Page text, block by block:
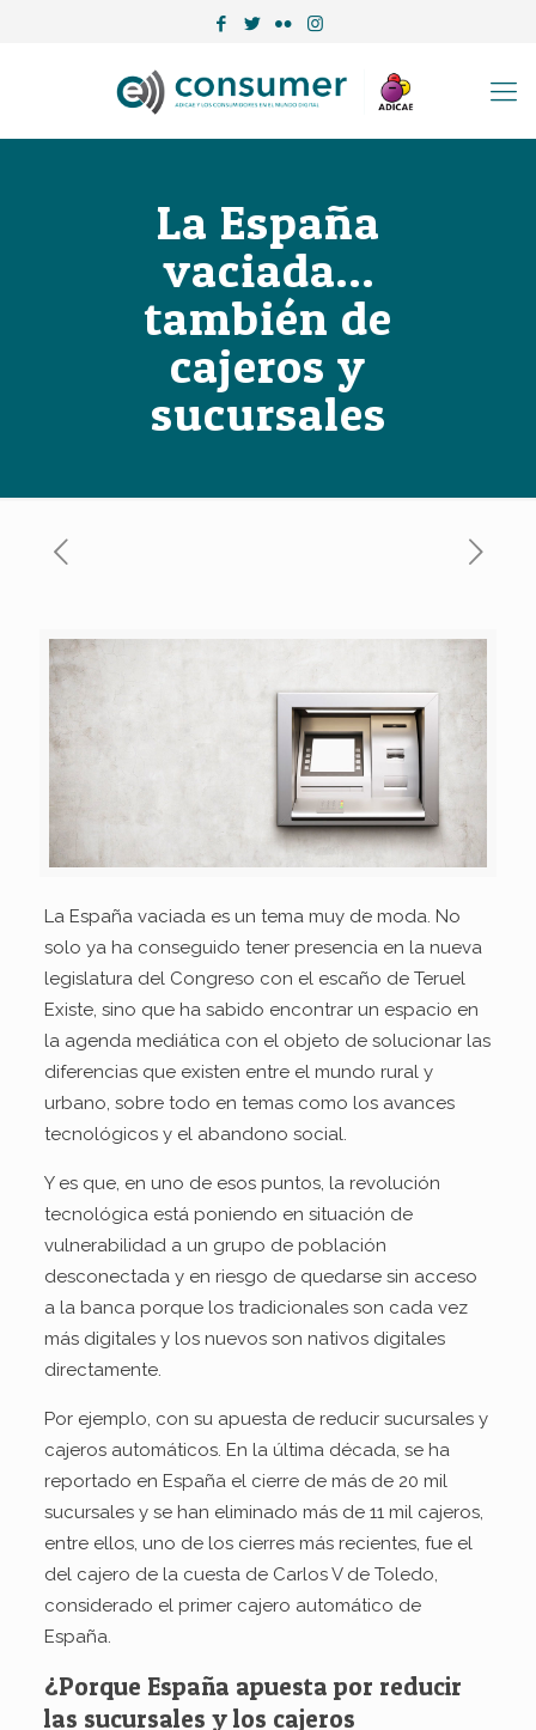
La España
vaciada…
también de
cajeros y
sucursales
La España vaciada es un tema muy de moda. No
solo ya ha conseguido tener presencia en la nueva
legislatura del Congreso con el escaño de Teruel
Existe, sino que ha sabido encontrar un espacio en
la agenda mediática con el objeto de solucionar las
diferencias que existen entre el mundo rural y
urbano, sobre todo en temas como los avances
tecnológicos y el abandono social.
Y es que, en uno de esos puntos, la revolución
tecnológica está poniendo en situación de
vulnerabilidad a un grupo de población
desconectada y en riesgo de quedarse sin acceso
a la banca porque los tradicionales son cada vez
más digitales y los nuevos son nativos digitales
directamente.
Por ejemplo, con su apuesta de reducir sucursales y
cajeros automáticos. En la última década, se ha
reportado en España el cierre de más de 20 mil
sucursales y se han eliminado más de 11 mil cajeros,
entre ellos, uno de los cierres más recientes, fue el
del cajero de la cuesta de Carlos V de Toledo,
considerado el primer cajero automático de
España.
¿Porque España apuesta por reducir
las sucursales y los cajeros